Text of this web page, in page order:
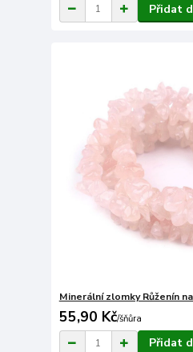
Přidat
Minerální zlomky Růženín
55,90 Kč/šňůra
Přidat